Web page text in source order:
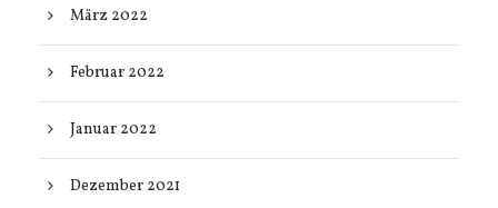
März 2022
Februar 2022
Januar 2022
Dezember 2021